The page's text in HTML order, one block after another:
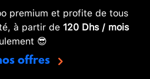
premium et profite de tous
à partir de 120 Dhs / mois
😎
offres